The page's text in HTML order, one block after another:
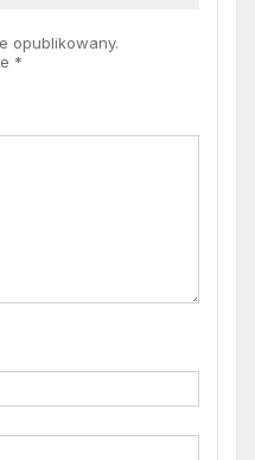
opublikowany.
*